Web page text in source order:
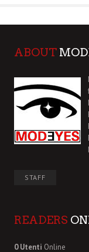
ABOUT
STAFF
READERS
0 Utenti Online